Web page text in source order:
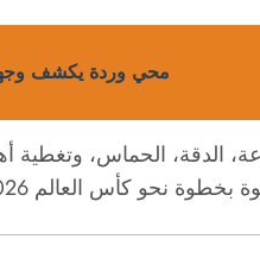
محي وردة يكشف
الدقة، الحماس، وتغطية
نحو كأس العالم 2026.